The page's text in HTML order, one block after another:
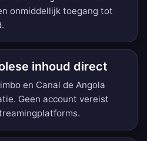
onmiddellijk toegang tot
inhoud direct
en Canal de Angola
Geen account vereist